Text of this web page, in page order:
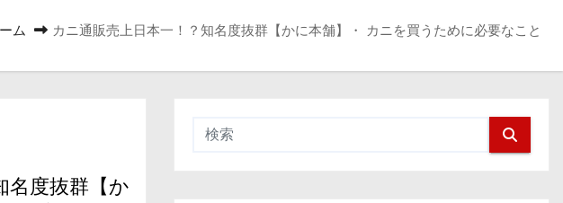
ム カニ通販売上日本一！？知名度抜群【かに本舗】・ カニを買うために必要なこと
名度抜群【か